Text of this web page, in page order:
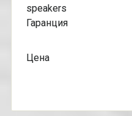
speakers
Гаранция
Цена 455